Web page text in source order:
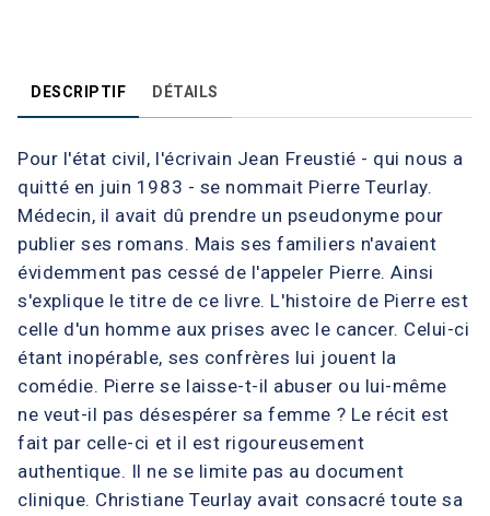
DESCRIPTIF DÉTAILS
Pour l'état civil, l'écrivain Jean Freustié - qui nous a
quitté en juin 1983 - se nommait Pierre Teurlay.
Médecin, il avait dû prendre un pseudonyme pour
publier ses romans. Mais ses familiers n'avaient
évidemment pas cessé de l'appeler Pierre. Ainsi
s'explique le titre de ce livre. L'histoire de Pierre est
celle d'un homme aux prises avec le cancer. Celui-ci
étant inopérable, ses confrères lui jouent la
comédie. Pierre se laisse-t-il abuser ou lui-même
ne veut-il pas désespérer sa femme ? Le récit est
fait par celle-ci et il est rigoureusement
authentique. Il ne se limite pas au document
clinique. Christiane Teurlay avait consacré toute sa